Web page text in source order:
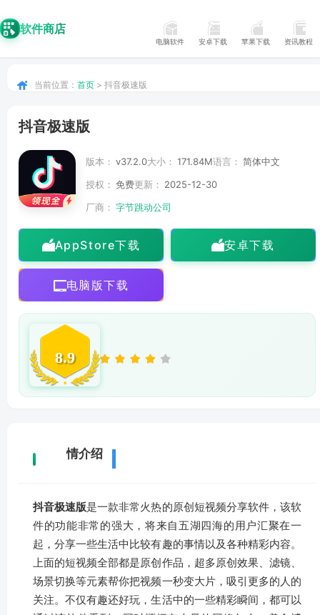
软件商店
电脑软件 安卓下载 苹果下载 资讯教程
当前位置： 首页 > 抖音极速版
抖音极速版
版本： v37.2.0大小： 171.84M语言： 简体中文
授权： 免费更新：
2025-12-30
厂商： 字节跳动公司
AppStore下载 安卓下载
电脑版下载
8.9
详情介绍
抖音极速版是一款非常火热的原创短视频分享软件，该软
件的功能非常的强大，将来自五湖四海的用户汇聚在一
起，分享一些生活中比较有趣的事情以及各种精彩内容。
上面的短视频全部都是原创作品，超多原创效果、滤镜、
场景切换等元素帮你把视频一秒变大片，吸引更多的人的
关注。不仅有趣还好玩，生活中的一些精彩瞬间，都可以